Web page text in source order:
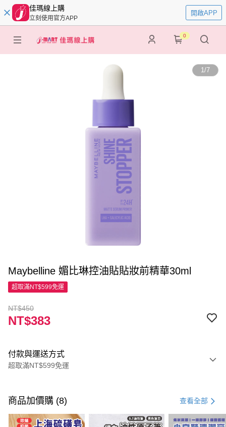
佳瑪線上購
立刻使用官方APP
開啟APP
0
1/7
Maybelline 媚比琳控油貼貼妝前精華30ml
超取滿NT$599免運
NT$450
NT$383
付款與運送方式
超取滿NT$599免運
信用卡一次付款
超商取貨付款
商品加價購 (8) 查看全部